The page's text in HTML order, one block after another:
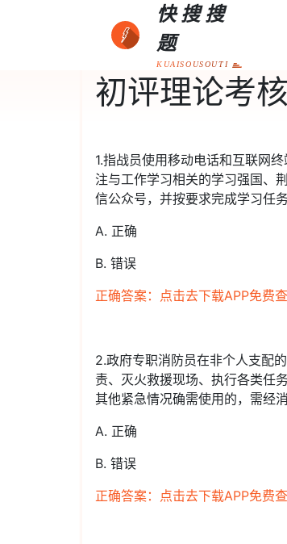
快搜搜
题
KUAISOUSOUTI
初评理论考
1.指战员使用移动电话和互联网
注与工作学习相关的学习强国、
信公众号，并按要求完成学习任务
A. 正确
B. 错误
正确答案：点击去下载APP免费
2.政府专职消防员在非个人支配
责、灭火救援现场、执行各类任
其他紧急情况确需使用的，需经
A. 正确
B. 错误
正确答案：点击去下载APP免费